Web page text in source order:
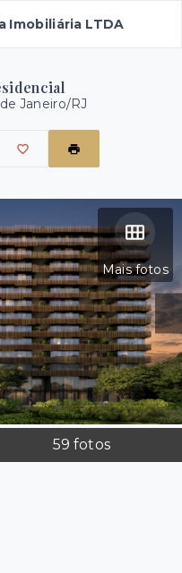
Imobiliária LTDA
Janeiro/RJ
Mais fotos
59 fotos